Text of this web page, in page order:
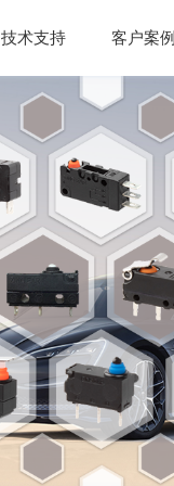
技术支持 客户案例